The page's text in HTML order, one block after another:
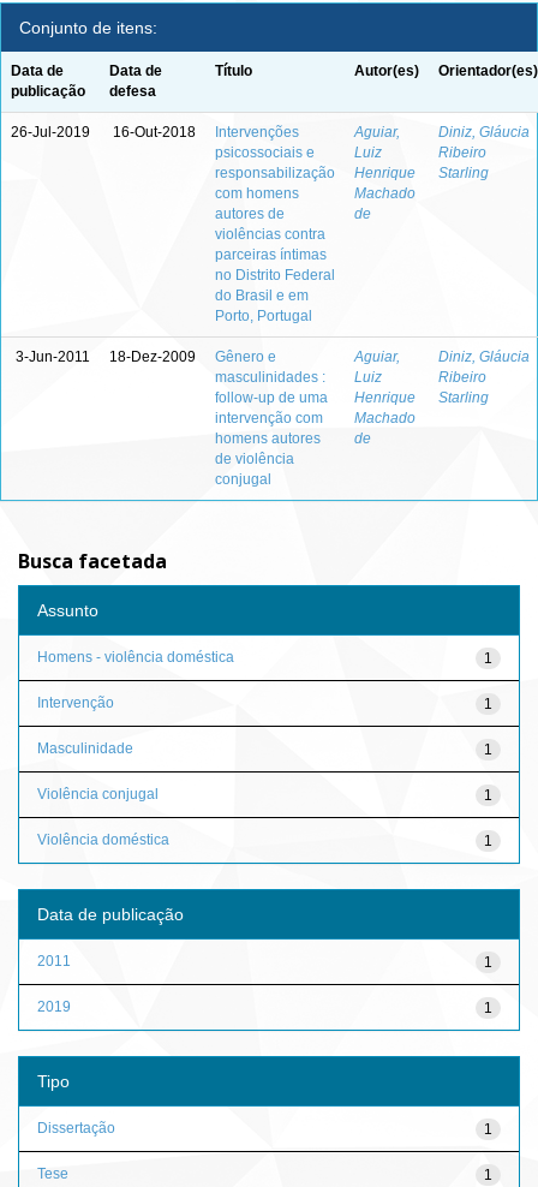
Conjunto de itens:
Data de
publicação
Data de
defesa
Título Autor(es) Orientador(es)
26-Jul-2019 16-Out-2018
Intervenções
psicossociais e
responsabilização
com homens
autores de
violências contra
parceiras íntimas
no Distrito Federal
do Brasil e em
Porto, Portugal
Aguiar,
Luiz
Henrique
Machado
de
Diniz, Gláucia
Ribeiro
Starling
3-Jun-2011 18-Dez-2009
Gênero e
masculinidades :
follow-up de uma
intervenção com
homens autores
de violência
conjugal
Aguiar,
Luiz
Henrique
Machado
de
Diniz, Gláucia
Ribeiro
Starling
Busca facetada
Assunto
1
Homens - violência doméstica
1
Intervenção
1
Masculinidade
1
Violência conjugal
1
Violência doméstica
Data de publicação
1
2011
1
2019
Tipo
1
Dissertação
1
Tese